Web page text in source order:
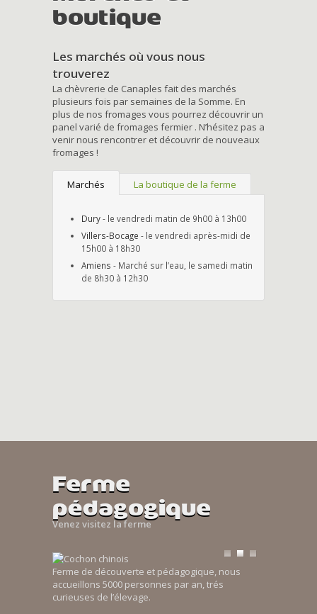
boutique
Les marchés où vous nous
trouverez
La chèvrerie de Canaples fait des marchés
plusieurs fois par semaines de la Somme. En
plus de nos fromages vous pourrez découvrir un
panel varié de fromages fermier . N’hésitez pas a
venir nous rencontrer et découvrir de nouveaux
fromages !
Marchés La boutique de la ferme
Dury- le vendredi matin de 9h00 à 13h00
Villers-Bocage - le vendredi après-midi de
15h00 à 18h30
Amiens - Marché sur l’eau, le samedi matin
de 8h30 à 12h30
Ferme
pédagogique
Venez visitez la ferme
Ferme de découverte et pédagogique, nous
accueillons 5000 personnes par an, trés
curieuses de l’élevage.